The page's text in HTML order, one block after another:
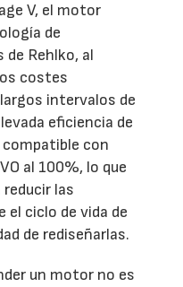
V, el motor
de
Rehlko, al
costes
intervalos de
eficiencia de
con
al 100%, lo que
las
el ciclo de vida de
de rediseñarlas.
un motor no es